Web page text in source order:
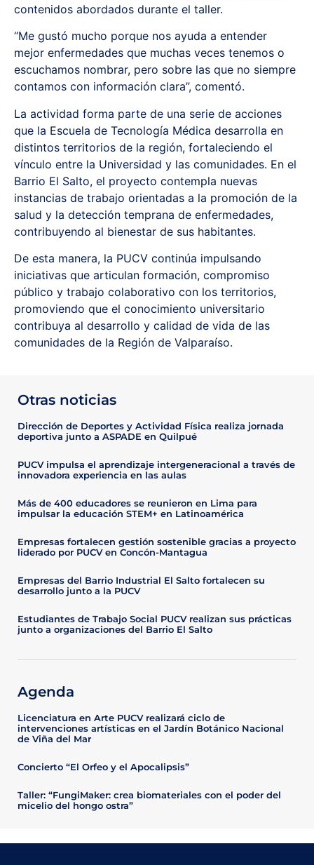
contenidos abordados durante el taller.
“Me gustó mucho porque nos ayuda a entender
mejor enfermedades que muchas veces tenemos o
escuchamos nombrar, pero sobre las que no siempre
contamos con información clara”, comentó.
La actividad forma parte de una serie de acciones
que la Escuela de Tecnología Médica desarrolla en
distintos territorios de la región, fortaleciendo el
vínculo entre la Universidad y las comunidades. En el
Barrio El Salto, el proyecto contempla nuevas
instancias de trabajo orientadas a la promoción de la
salud y la detección temprana de enfermedades,
contribuyendo al bienestar de sus habitantes.
De esta manera, la PUCV continúa impulsando
iniciativas que articulan formación, compromiso
público y trabajo colaborativo con los territorios,
promoviendo que el conocimiento universitario
contribuya al desarrollo y calidad de vida de las
comunidades de la Región de Valparaíso.
Otras noticias
Dirección de Deportes y Actividad Física realiza jornada
deportiva junto a ASPADE en Quilpué
PUCV impulsa el aprendizaje intergeneracional a través de
innovadora experiencia en las aulas
Más de 400 educadores se reunieron en Lima para
impulsar la educación STEM+ en Latinoamérica
Empresas fortalecen gestión sostenible gracias a proyecto
liderado por PUCV en Concón-Mantagua
Empresas del Barrio Industrial El Salto fortalecen su
desarrollo junto a la PUCV
Estudiantes de Trabajo Social PUCV realizan sus prácticas
junto a organizaciones del Barrio El Salto
Agenda
Licenciatura en Arte PUCV realizará ciclo de
intervenciones artísticas en el Jardín Botánico Nacional
de Viña del Mar
Concierto “El Orfeo y el Apocalipsis”
Taller: “FungiMaker: crea biomateriales con el poder del
micelio del hongo ostra”